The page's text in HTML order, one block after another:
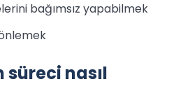
bağımsız yapabilmek
nasıl